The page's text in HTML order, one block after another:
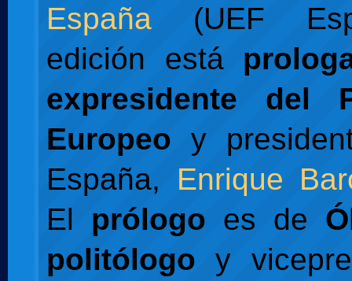
España(UEF
edición está
expresidente del
Europeo y
España, Enrique
El prólogo es de
politólogo y